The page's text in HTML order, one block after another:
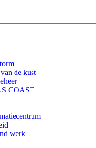
de kust
COAST
werk